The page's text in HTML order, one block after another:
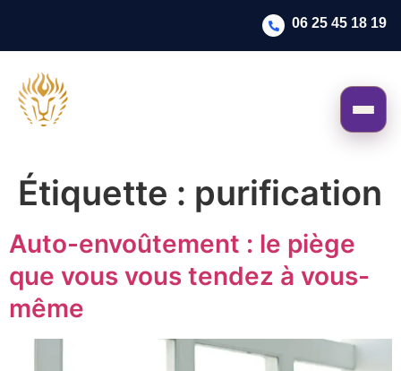
06 25 45 18 19
Étiquette : purification
Auto-envoûtement : le piège
que vous vous tendez à vous-
même